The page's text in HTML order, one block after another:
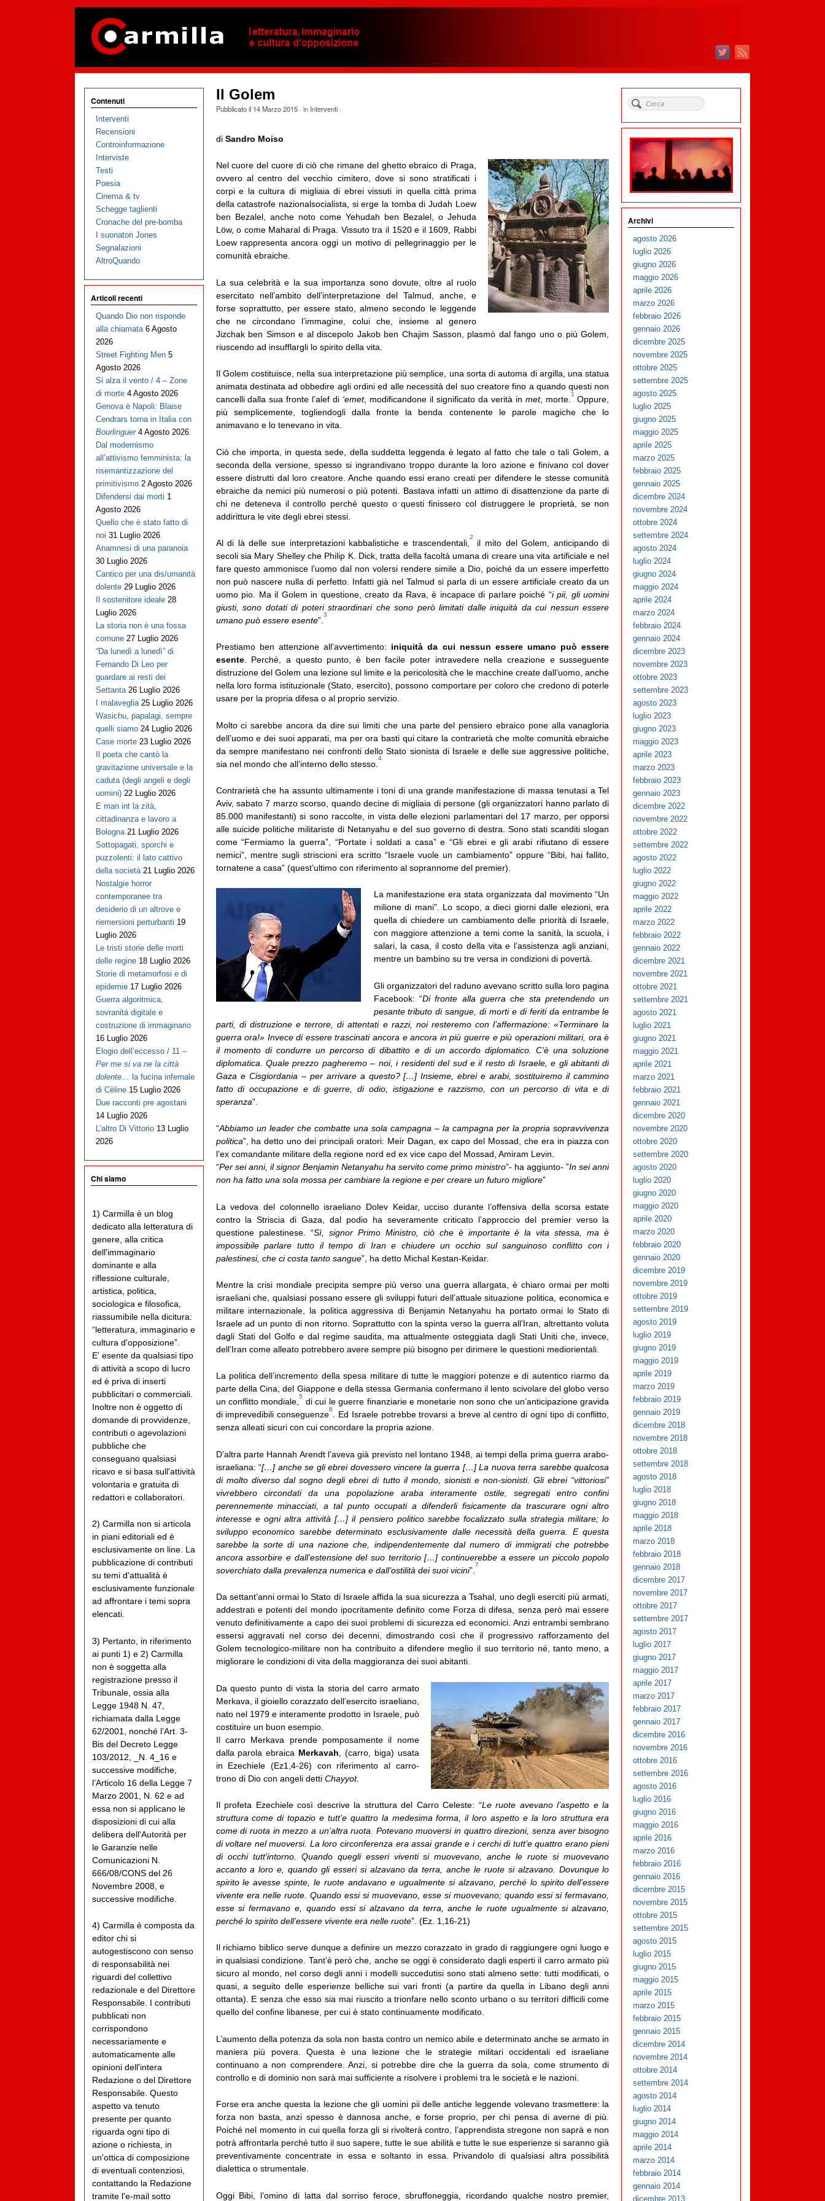
Il Golem
Pubblicato il 14 Marzo 2015· in Interventi·
di Sandro Moiso
Nel cuore del cuore di ciò che rimane del ghetto ebraico di Praga,
ovvero al centro del vecchio cimitero, dove si sono stratificati i
corpi e la cultura di migliaia di ebrei vissuti in quella città prima
della catastrofe nazionalsocialista, si erge la tomba di Judah Loew
ben Bezalel, anche noto come Yehudah ben Bezalel, o Jehuda
Löw, o come Maharal di Praga. Vissuto tra il 1520 e il 1609, Rabbi
Loew rappresenta ancora oggi un motivo di pellegrinaggio per le
comunità ebraiche.
La sua celebrità e la sua importanza sono dovute, oltre al ruolo
esercitato nell’ambito dell’interpretazione del Talmud, anche, e
forse soprattutto, per essere stato, almeno secondo le leggende
che ne circondano l’immagine, colui che, insieme al genero
Jizchak ben Simson e al discepolo Jakob ben Chajim Sasson, plasmò dal fango uno o più Golem,
riuscendo ad insufflargli lo spirito della vita.
Il Golem costituisce, nella sua interpretazione più semplice, una sorta di automa di argilla, una statua
animata destinata ad obbedire agli ordini ed alle necessità del suo creatore fino a quando questi non
cancelli dalla sua fronte l’alef di ‘emet, modificandone il significato da verità in met, morte.
1
Oppure,
più semplicemente, togliendogli dalla fronte la benda contenente le parole magiche che lo
animavano e lo tenevano in vita.
Ciò che importa, in questa sede, della suddetta leggenda è legato al fatto che tale o tali Golem, a
seconda della versione, spesso si ingrandivano troppo durante la loro azione e finivano col dover
essere distrutti dal loro creatore. Anche quando essi erano creati per difendere le stesse comunità
ebraiche da nemici più numerosi o più potenti. Bastava infatti un attimo di disattenzione da parte di
chi ne deteneva il controllo perché questo o questi finissero col distruggere le proprietà, se non
addirittura le vite degli ebrei stessi.
Al di là delle sue interpretazioni kabbalistiche e trascendentali,
2
il mito del Golem, anticipando di
secoli sia Mary Shelley che Philip K. Dick, tratta della facoltà umana di creare una vita artificiale e nel
fare questo ammonisce l’uomo dal non volersi rendere simile a Dio, poiché da un essere imperfetto
non può nascere nulla di perfetto. Infatti già nel Talmud si parla di un essere artificiale creato da un
uomo pio. Ma il Golem in questione, creato da Rava, è incapace di parlare poiché “i pii, gli uomini
giusti, sono dotati di poteri straordinari che sono però limitati dalle iniquità da cui nessun essere
umano può essere esente”.
3
Prestiamo ben attenzione all’avvertimento: iniquità da cui nessun essere umano può essere
esente. Perché, a questo punto, è ben facile poter intravedere nella creazione e susseguente
distruzione del Golem una lezione sul limite e la pericolosità che le macchine create dall’uomo, anche
nella loro forma istituzionale (Stato, esercito), possono comportare per coloro che credono di poterle
usare per la propria difesa o al proprio servizio.
Molto ci sarebbe ancora da dire sui limiti che una parte del pensiero ebraico pone alla vanagloria
dell’uomo e dei suoi apparati, ma per ora basti qui citare la contrarietà che molte comunità ebraiche
da sempre manifestano nei confronti dello Stato sionista di Israele e delle sue aggressive politiche,
sia nel mondo che all’interno dello stesso.
4
Contrarietà che ha assunto ultimamente i toni di una grande manifestazione di massa tenutasi a Tel
Aviv, sabato 7 marzo scorso, quando decine di migliaia di persone (gli organizzatori hanno parlato di
85.000 manifestanti) si sono raccolte, in vista delle elezioni parlamentari del 17 marzo, per opporsi
alle suicide politiche militariste di Netanyahu e del suo governo di destra. Sono stati scanditi slogan
come “Fermiamo la guerra”, “Portate i soldati a casa” e “Gli ebrei e gli arabi rifiutano di essere
nemici”, mentre sugli striscioni era scritto “Israele vuole un cambiamento” oppure “Bibi, hai fallito,
tornatene a casa” (quest’ultimo con riferimento al soprannome del premier).
La manifestazione era stata organizzata dal movimento “Un
milione di mani”. Lo scopo, a dieci giorni dalle elezioni, era
quella di chiedere un cambiamento delle priorità di Israele,
con maggiore attenzione a temi come la sanità, la scuola, i
salari, la casa, il costo della vita e l’assistenza agli anziani,
mentre un bambino su tre versa in condizioni di povertà.
Gli organizzatori del raduno avevano scritto sulla loro pagina
Facebook: “Di fronte alla guerra che sta pretendendo un
pesante tributo di sangue, di morti e di feriti da entrambe le
parti, di distruzione e terrore, di attentati e razzi, noi resteremo con l’affermazione: «Terminare la
guerra ora!» Invece di essere trascinati ancora e ancora in più guerre e più operazioni militari, ora è
il momento di condurre un percorso di dibattito e di un accordo diplomatico. C’è una soluzione
diplomatica. Quale prezzo pagheremo – noi, i residenti del sud e il resto di Israele, e gli abitanti di
Gaza e Cisgiordania – per arrivare a questo? […] Insieme, ebrei e arabi, sostituiremo il cammino
fatto di occupazione e di guerre, di odio, istigazione e razzismo, con un percorso di vita e di
speranza”.
“Abbiamo un leader che combatte una sola campagna – la campagna per la propria sopravvivenza
politica”, ha detto uno dei principali oratori: Meir Dagan, ex capo del Mossad, che era in piazza con
l’ex comandante militare della regione nord ed ex vice capo del Mossad, Amiram Levin.
“Per sei anni, il signor Benjamin Netanyahu ha servito come primo ministro”- ha aggiunto- ”In sei anni
non ha fatto una sola mossa per cambiare la regione e per creare un futuro migliore”
La vedova del colonnello israeliano Dolev Keidar, ucciso durante l’offensiva della scorsa estate
contro la Striscia di Gaza, dal podio ha severamente criticato l’approccio del premier verso la
questione palestinese. “Sì, signor Primo Ministro, ciò che è importante è la vita stessa, ma è
impossibile parlare tutto il tempo di Iran e chiudere un occhio sul sanguinoso conflitto con i
palestinesi, che ci costa tanto sangue”, ha detto Michal Kestan-Keidar.
Mentre la crisi mondiale precipita sempre più verso una guerra allargata, è chiaro ormai per molti
israeliani che, qualsiasi possano essere gli sviluppi futuri dell’attuale situazione politica, economica e
militare internazionale, la politica aggressiva di Benjamin Netanyahu ha portato ormai lo Stato di
Israele ad un punto di non ritorno. Soprattutto con la spinta verso la guerra all’Iran, altrettanto voluta
dagli Stati del Golfo e dal regime saudita, ma attualmente osteggiata dagli Stati Uniti che, invece,
dell’Iran come alleato potrebbero avere sempre più bisogno per dirimere le questioni mediorientali.
La politica dell’incremento della spesa militare di tutte le maggiori potenze e di autentico riarmo da
parte della Cina, del Giappone e della stessa Germania confermano il lento scivolare del globo verso
un conflitto mondiale,
5
di cui le guerre finanziarie e monetarie non sono che un’anticipazione gravida
di imprevedibili conseguenze
6
. Ed Israele potrebbe trovarsi a breve al centro di ogni tipo di conflitto,
senza alleati sicuri con cui concordare la propria azione.
D’altra parte Hannah Arendt l’aveva già previsto nel lontano 1948, ai tempi della prima guerra arabo-
israeliana: “[…] anche se gli ebrei dovessero vincere la guerra […] La nuova terra sarebbe qualcosa
di molto diverso dal sogno degli ebrei di tutto il mondo, sionisti e non-sionisti. Gli ebrei “vittoriosi”
vivrebbero circondati da una popolazione araba interamente ostile, segregati entro confini
perennemente minacciati, a tal punto occupati a difenderli fisicamente da trascurare ogni altro
interesse e ogni altra attività […] il pensiero politico sarebbe focalizzato sulla strategia militare; lo
sviluppo economico sarebbe determinato esclusivamente dalle necessità della guerra. E questa
sarebbe la sorte di una nazione che, indipendentemente dal numero di immigrati che potrebbe
ancora assorbire e dall’estensione del suo territorio […] continuerebbe a essere un piccolo popolo
soverchiato dalla prevalenza numerica e dall’ostilità dei suoi vicini”.
7
Da settant’anni ormai lo Stato di Israele affida la sua sicurezza a Tsahal, uno degli eserciti più armati,
addestrati e potenti del mondo ipocritamente definito come Forza di difesa, senza però mai essere
venuto definitivamente a capo dei suoi problemi di sicurezza ed economici. Anzi entrambi sembrano
essersi aggravati nel corso dei decenni, dimostrando così che il progressivo rafforzamento del
Golem tecnologico-militare non ha contribuito a difendere meglio il suo territorio né, tanto meno, a
migliorare le condizioni di vita della maggioranza dei suoi abitanti.
Da questo punto di vista la storia del carro armato
Merkava, il gioiello corazzato dell’esercito israeliano,
nato nel 1979 e interamente prodotto in Israele, può
costituire un buon esempio.
Il carro Merkava prende pomposamente il nome
dalla parola ebraica Merkavah , (carro, biga) usata
in Ezechiele (Ez1,4-26) con riferimento al carro-
trono di Dio con angeli detti Chayyot.
Il profeta Ezechiele così descrive la struttura del Carro Celeste: “Le ruote avevano l’aspetto e la
struttura come di topazio e tutt’e quattro la medesima forma, il loro aspetto e la loro struttura era
come di ruota in mezzo a un’altra ruota. Potevano muoversi in quattro direzioni, senza aver bisogno
di voltare nel muoversi. La loro circonferenza era assai grande e i cerchi di tutt’e quattro erano pieni
di occhi tutt’intorno. Quando quegli esseri viventi si muovevano, anche le ruote si muovevano
accanto a loro e, quando gli esseri si alzavano da terra, anche le ruote si alzavano. Dovunque lo
spirito le avesse spinte, le ruote andavano e ugualmente si alzavano, perché lo spirito dell’essere
vivente era nelle ruote. Quando essi si muovevano, esse si muovevano; quando essi si fermavano,
esse si fermavano e, quando essi si alzavano da terra, anche le ruote ugualmente si alzavano,
perché lo spirito dell’essere vivente era nelle ruote”. (Ez. 1,16-21)
Il richiamo biblico serve dunque a definire un mezzo corazzato in grado di raggiungere ogni luogo e
in qualsiasi condizione. Tant’è però che, anche se oggi è considerato dagli esperti il carro armato più
sicuro al mondo, nel corso degli anni i modelli succedutisi sono stati almeno sette: tutti modificati, o
quasi, a seguito delle esperienze belliche sui vari fronti (a partire da quella in Libano degli anni
ottanta). E senza che esso sia mai riuscito a trionfare nello sconto urbano o su territori difficili come
quello del confine libanese, per cui è stato continuamente modificato.
L’aumento della potenza da sola non basta contro un nemico abile e determinato anche se armato in
maniera più povera. Questa è una lezione che le strategie militari occidentali ed israeliane
continuano a non comprendere. Anzi, si potrebbe dire che la guerra da sola, come strumento di
controllo e di dominio non sarà mai sufficiente a risolvere i problemi tra le società e le nazioni.
Forse era anche questa la lezione che gli uomini pii delle antiche leggende volevano trasmettere: la
forza non basta, anzi spesso è dannosa anche, e forse proprio, per chi pensa di averne di più.
Poiché nel momento in cui quella forza gli si rivolterà contro, l’apprendista stregone non saprà e non
potrà affrontarla perché tutto il suo sapere, tutte le sue abilità e tutte le sue esperienze si saranno già
preventivamente concentrate in essa e soltanto in essa. Privandolo di qualsiasi altra possibilità
dialettica o strumentale.
Oggi Bibi, l’omino di latta dal sorriso feroce, sbruffoneggia, ricordando qualche nostro premier,
Contenuti
Interventi
Recensioni
Controinformazione
Interviste
Testi
Poesia
Cinema & tv
Schegge taglienti
Cronache del pre-bomba
I suonatori Jones
Segnalazioni
AltroQuando
Articoli recenti
Quando Dio non risponde
alla chiamata 6 Agosto
2026
Street Fighting Men 5
Agosto 2026
Si alza il vento / 4 – Zone
di morte 4 Agosto 2026
Genova è Napoli: Blaise
Cendrars torna in Italia con
Bourlinguer 4 Agosto 2026
Dal modernismo
all’attivismo femminista: la
risemantizzazione del
primitivismo 2 Agosto 2026
Difendersi dai morti 1
Agosto 2026
Quello che è stato fatto di
noi 31 Luglio 2026
Anamnesi di una paranoia
30 Luglio 2026
Cantico per una dis/umanità
dolente 29 Luglio 2026
Il sostenitore ideale 28
Luglio 2026
La storia non è una fossa
comune 27 Luglio 2026
“Da lunedì a lunedì” di
Fernando Di Leo per
guardare ai resti dei
Settanta 26 Luglio 2026
I malaveglia 25 Luglio 2026
Wasichu, papalagi, sempre
quelli siamo 24 Luglio 2026
Case morte 23 Luglio 2026
Il poeta che cantò la
gravitazione universale e la
caduta (degli angeli e degli
uomini) 22 Luglio 2026
E man int la zità,
cittadinanza e lavoro a
Bologna 21 Luglio 2026
Sottopagati, sporchi e
puzzolenti: il lato cattivo
della società 21 Luglio 2026
Nostalgie horror
contemporanee tra
desiderio di un altrove e
riemersioni perturbanti 19
Luglio 2026
Le tristi storie delle morti
delle regine 18 Luglio 2026
Storie di metamorfosi e di
epidemie 17 Luglio 2026
Guerra algoritmica,
sovranità digitale e
costruzione di immaginario
16 Luglio 2026
Elogio dell’eccesso / 11 –
Per me si va ne la città
dolente… la fucina infernale
di Cèline 15 Luglio 2026
Due racconti pre agostani
14 Luglio 2026
L’altro Di Vittorio 13 Luglio
2026
Chi siamo
1) Carmilla è un blog
dedicato alla letteratura di
genere, alla critica
dell'immaginario
dominante e alla
riflessione culturale,
artistica, politica,
sociologica e filosofica,
riassumibile nella dicitura:
“letteratura, immaginario e
cultura d'opposizione”.
E' esente da qualsiasi tipo
di attività a scopo di lucro
ed è priva di inserti
pubblicitari o commerciali.
Inoltre non è oggetto di
domande di provvidenze,
contributi o agevolazioni
pubbliche che
conseguano qualsiasi
ricavo e si basa sull'attività
volontaria e gratuita di
redattori e collaboratori.
2) Carmilla non si articola
in piani editoriali ed è
esclusivamente on line. La
pubblicazione di contributi
su temi d'attualità è
esclusivamente funzionale
ad affrontare i temi sopra
elencati.
3) Pertanto, in riferimento
ai punti 1) e 2) Carmilla
non è soggetta alla
registrazione presso il
Tribunale, ossia alla
Legge 1948 N. 47,
richiamata dalla Legge
62/2001, nonché l’Art. 3-
Bis del Decreto Legge
103/2012, _N. 4_16 e
successive modifiche,
l’Articolo 16 della Legge 7
Marzo 2001, N. 62 e ad
essa non si applicano le
disposizioni di cui alla
delibera dell'Autorità per
le Garanzie nelle
Comunicazioni N.
666/08/CONS del 26
Novembre 2008, e
successive modifiche.
4) Carmilla è composta da
editor chi si
autogestiscono con senso
di responsabilità nei
riguardi del collettivo
redazionale e del Direttore
Responsabile. I contributi
pubblicati non
corrispondono
necessariamente e
automaticamente alle
opinioni dell'intera
Redazione o del Direttore
Responsabile. Questo
aspetto va tenuto
presente per quanto
riguarda ogni tipo di
azione o richiesta, in
un'ottica di composizione
di eventuali contenziosi,
contattando la Redazione
tramite l'e-mail sotto
Archivi
agosto 2026
luglio 2026
giugno 2026
maggio 2026
aprile 2026
marzo 2026
febbraio 2026
gennaio 2026
dicembre 2025
novembre 2025
ottobre 2025
settembre 2025
agosto 2025
luglio 2025
giugno 2025
maggio 2025
aprile 2025
marzo 2025
febbraio 2025
gennaio 2025
dicembre 2024
novembre 2024
ottobre 2024
settembre 2024
agosto 2024
luglio 2024
giugno 2024
maggio 2024
aprile 2024
marzo 2024
febbraio 2024
gennaio 2024
dicembre 2023
novembre 2023
ottobre 2023
settembre 2023
agosto 2023
luglio 2023
giugno 2023
maggio 2023
aprile 2023
marzo 2023
febbraio 2023
gennaio 2023
dicembre 2022
novembre 2022
ottobre 2022
settembre 2022
agosto 2022
luglio 2022
giugno 2022
maggio 2022
aprile 2022
marzo 2022
febbraio 2022
gennaio 2022
dicembre 2021
novembre 2021
ottobre 2021
settembre 2021
agosto 2021
luglio 2021
giugno 2021
maggio 2021
aprile 2021
marzo 2021
febbraio 2021
gennaio 2021
dicembre 2020
novembre 2020
ottobre 2020
settembre 2020
agosto 2020
luglio 2020
giugno 2020
maggio 2020
aprile 2020
marzo 2020
febbraio 2020
gennaio 2020
dicembre 2019
novembre 2019
ottobre 2019
settembre 2019
agosto 2019
luglio 2019
giugno 2019
maggio 2019
aprile 2019
marzo 2019
febbraio 2019
gennaio 2019
dicembre 2018
novembre 2018
ottobre 2018
settembre 2018
agosto 2018
luglio 2018
giugno 2018
maggio 2018
aprile 2018
marzo 2018
febbraio 2018
gennaio 2018
dicembre 2017
novembre 2017
ottobre 2017
settembre 2017
agosto 2017
luglio 2017
giugno 2017
maggio 2017
aprile 2017
marzo 2017
febbraio 2017
gennaio 2017
dicembre 2016
novembre 2016
ottobre 2016
settembre 2016
agosto 2016
luglio 2016
giugno 2016
maggio 2016
aprile 2016
marzo 2016
febbraio 2016
gennaio 2016
dicembre 2015
novembre 2015
ottobre 2015
settembre 2015
agosto 2015
luglio 2015
giugno 2015
maggio 2015
aprile 2015
marzo 2015
febbraio 2015
gennaio 2015
dicembre 2014
novembre 2014
ottobre 2014
settembre 2014
agosto 2014
luglio 2014
giugno 2014
maggio 2014
aprile 2014
marzo 2014
febbraio 2014
gennaio 2014
dicembre 2013